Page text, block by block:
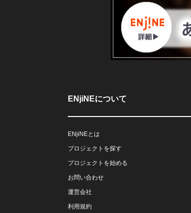
ENjiNEについて
ENjiNEとは
プロジェクトを探す
プロジェクトを始める
お問い合わせ
運営会社
利用規約